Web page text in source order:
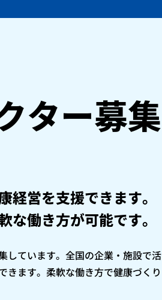
ター募集
経営を支援できます。
な働き方が可能です。
しています。全国の企業・施設で活
きます。柔軟な働き方で健康づくり